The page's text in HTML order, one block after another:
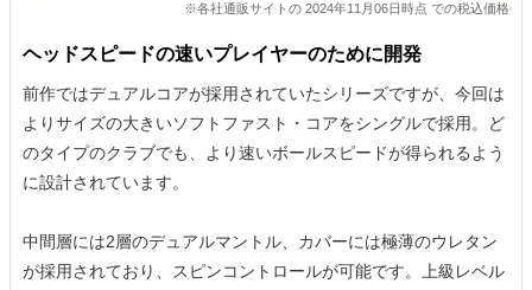
※各社通販サイトの 2024年11月06日時点 での税込価格
ヘッドスピードの速いプレイヤーのために開発
前作ではデュアルコアが採用されていたシリーズですが、今回は
よりサイズの大きいソフトファスト・コアをシングルで採用。ど
のタイプのクラブでも、より速いボールスピードが得られるよう
に設計されています。
中間層には2層のデュアルマントル、カバーには極薄のウレタン
が採用されており、スピンコントロールが可能です。上級レベル